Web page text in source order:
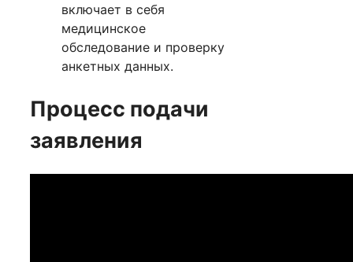
включает в себя
медицинское
обследование и проверку
анкетных данных.
Процесс подачи
заявления